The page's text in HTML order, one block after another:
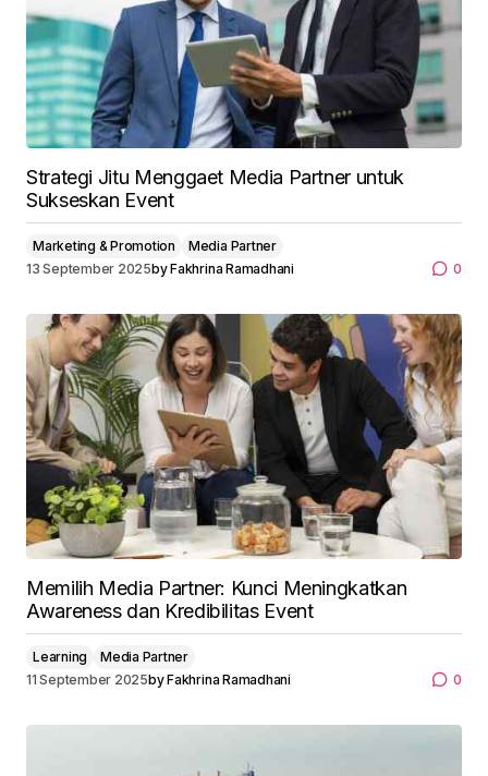
Strategi Jitu Menggaet Media Partner untuk
Sukseskan Event
Marketing & Promotion
Media Partner
13 September 2025byFakhrina Ramadhani 0
Memilih Media Partner: Kunci Meningkatkan
Awareness dan Kredibilitas Event
Learning
Media Partner
11 September 2025byFakhrina Ramadhani 0